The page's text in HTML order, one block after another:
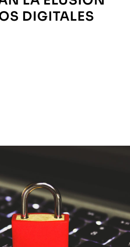
DIGITALES